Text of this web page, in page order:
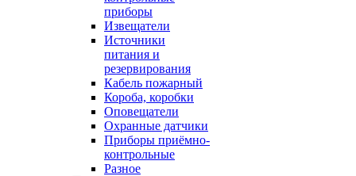
приборы
Извещатели
Источники
питания и
резервирования
Кабель пожарный
Короба, коробки
Оповещатели
Охранные датчики
Приборы приёмно-
контрольные
Разное